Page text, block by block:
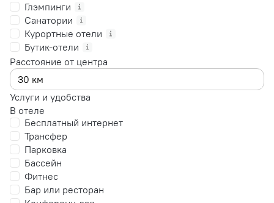
Глэмпинги
Санатории
Курортные отели
Бутик-отели
Расстояние от центра
Услуги и удобства
В отеле
Бесплатный интернет
Трансфер
Парковка
Бассейн
Фитнес
Бар или ресторан